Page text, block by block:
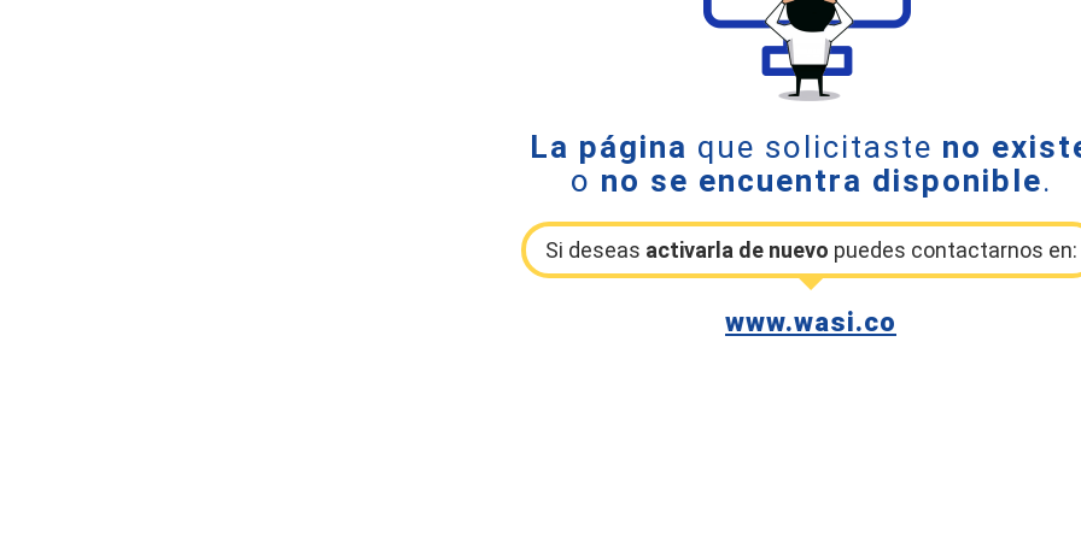
La página que solicitaste no
o no se encuentra disponible.
Si deseas activarla de nuevo puedes contactarnos en:
www.wasi.co